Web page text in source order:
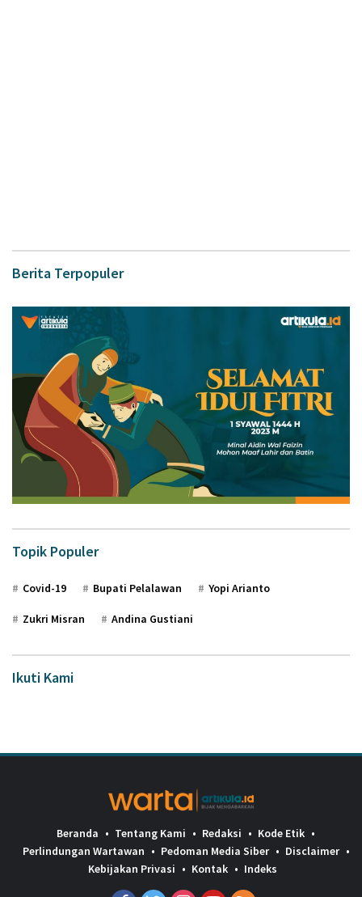
Berita Terpopuler
Topik Populer
Covid-19 Bupati Pelalawan Yopi Arianto
Zukri Misran Andina Gustiani
Ikuti Kami
Beranda Tentang Kami Redaksi
Kode Etik
Perlindungan Wartawan
Pedoman Media Siber
Disclaimer
Kebijakan Privasi
Kontak Indeks